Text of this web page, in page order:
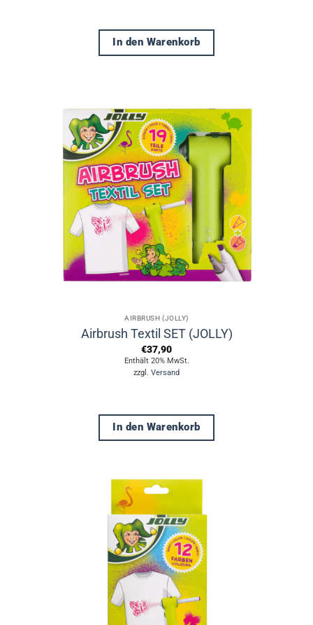
In den Warenkorb
AIRBRUSH (JOLLY)
Airbrush Textil SET (JOLLY)
€37,90
Enthält 20% MwSt.
zzgl. Versand
In den Warenkorb